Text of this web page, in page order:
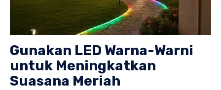
Gunakan LED Warna-Warni
untuk Meningkatkan
Suasana Meriah